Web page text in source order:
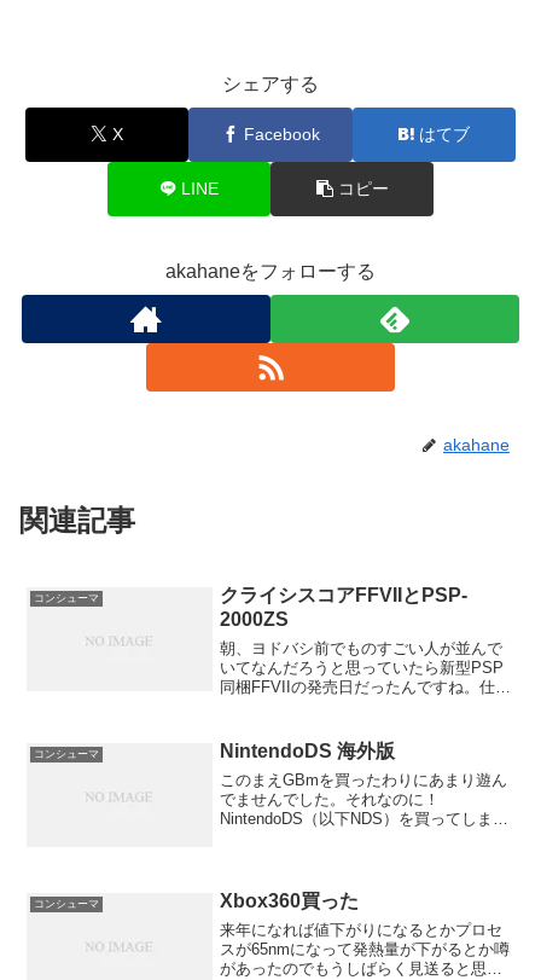
シェアする
X Facebook はてブ
LINE コピー
akahaneをフォローする
akahane
関連記事
コンシューマ
クライシスコアFFVIIとPSP-
2000ZS
朝、ヨドバシ前でものすごい人が並んで
いてなんだろうと思っていたら新型PSP
同梱FFVIIの発売日だったんですね。仕事
ず買ってしまいました。中を開けると本
コンシューマ NintendoDS 海外版
このまえGBmを買ったわりにあまり遊ん
でませんでした。それなのに！
NintendoDS（以下NDS）を買ってしまい
コンシューマ Xbox360買った
来年になれば値下がりになるとかプロセ
スが65nmになって発熱量が下がるとか噂
があったのでもうしばらく見送ると思っ